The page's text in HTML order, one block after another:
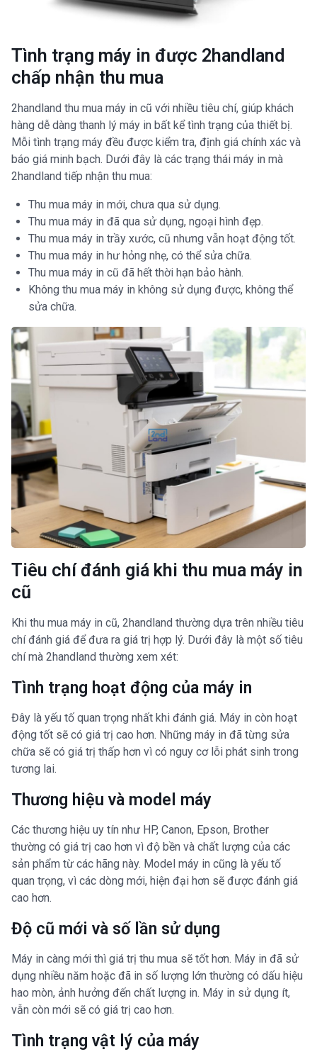
Tình trạng máy in được 2handland
chấp nhận thu mua
2handland thu mua máy in cũ với nhiều tiêu chí, giúp khách
hàng dễ dàng thanh lý máy in bất kể tình trạng của thiết bị.
Mỗi tình trạng máy đều được kiểm tra, định giá chính xác và
báo giá minh bạch. Dưới đây là các trạng thái máy in mà
2handland tiếp nhận thu mua:
Thu mua máy in mới, chưa qua sử dụng.
Thu mua máy in đã qua sử dụng, ngoại hình đẹp.
Thu mua máy in trầy xước, cũ nhưng vẫn hoạt động tốt.
Thu mua máy in hư hỏng nhẹ, có thể sửa chữa.
Thu mua máy in cũ đã hết thời hạn bảo hành.
Không thu mua máy in không sử dụng được, không thể
sửa chữa.
Tiêu chí đánh giá khi thu mua máy in
cũ
Khi thu mua máy in cũ, 2handland thường dựa trên nhiều tiêu
chí đánh giá để đưa ra giá trị hợp lý. Dưới đây là một số tiêu
chí mà 2handland thường xem xét:
Tình trạng hoạt động của máy in
Đây là yếu tố quan trọng nhất khi đánh giá. Máy in còn hoạt
động tốt sẽ có giá trị cao hơn. Những máy in đã từng sửa
chữa sẽ có giá trị thấp hơn vì có nguy cơ lỗi phát sinh trong
tương lai.
Thương hiệu và model máy
Các thương hiệu uy tín như HP, Canon, Epson, Brother
thường có giá trị cao hơn vì độ bền và chất lượng của các
sản phẩm từ các hãng này. Model máy in cũng là yếu tố
quan trọng, vì các dòng mới, hiện đại hơn sẽ được đánh giá
cao hơn.
Độ cũ mới và số lần sử dụng
Máy in càng mới thì giá trị thu mua sẽ tốt hơn. Máy in đã sử
dụng nhiều năm hoặc đã in số lượng lớn thường có dấu hiệu
hao mòn, ảnh hưởng đến chất lượng in. Máy in sử dụng ít,
vẫn còn mới sẽ có giá trị cao hơn.
Tình trạng vật lý của máy